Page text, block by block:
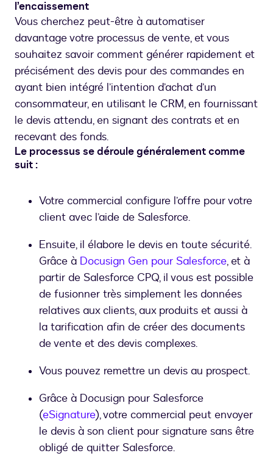
l’encaissement
Vous cherchez peut-être à automatiser
davantage votre processus de vente, et vous
souhaitez savoir comment générer rapidement et
précisément des devis pour des commandes en
ayant bien intégré l’intention d’achat d’un
consommateur, en utilisant le CRM, en fournissant
le devis attendu, en signant des contrats et en
recevant des fonds.
Le processus se déroule généralement comme
suit :
Votre commercial configure l’offre pour votre
client avec l’aide de Salesforce.
Ensuite, il élabore le devis en toute sécurité.
Grâce à Docusign Gen pour Salesforce, et à
partir de Salesforce CPQ, il vous est possible
de fusionner très simplement les données
relatives aux clients, aux produits et aussi à
la tarification afin de créer des documents
de vente et des devis complexes.
Vous pouvez remettre un devis au prospect.
Grâce à Docusign pour Salesforce
(eSignature), votre commercial peut envoyer
le devis à son client pour signature sans être
obligé de quitter Salesforce.